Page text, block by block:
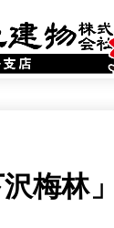
梅林